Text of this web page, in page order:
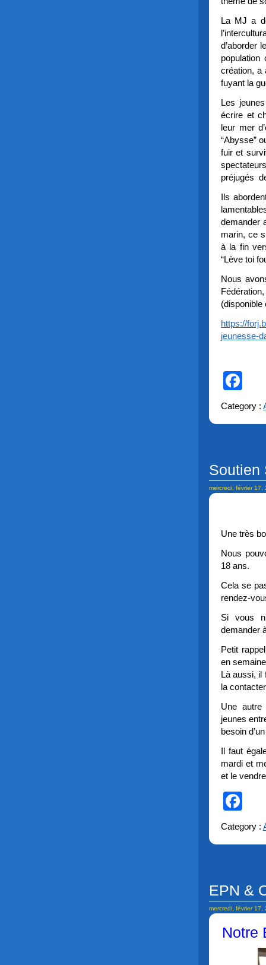
La MJ a
d’aborder
population
création, a
fuyant la
Les
écrire et
leur mer
“Abysse”
fuir et
préjugés
Ils
demander
marin, ce
à la fin
“Lève toi
Nous
(disponible
https://
jeunesse-
Category :
Soutien
mercredi, février 17,
Une très
Nous
18 ans.
Cela se
rendez-
Si vous
demander
Petit
en
Là aussi, il
la
Une autre
jeunes
besoin
Il faut
mardi et
et le
Category :
EPN &
mercredi, février 17,
Notre